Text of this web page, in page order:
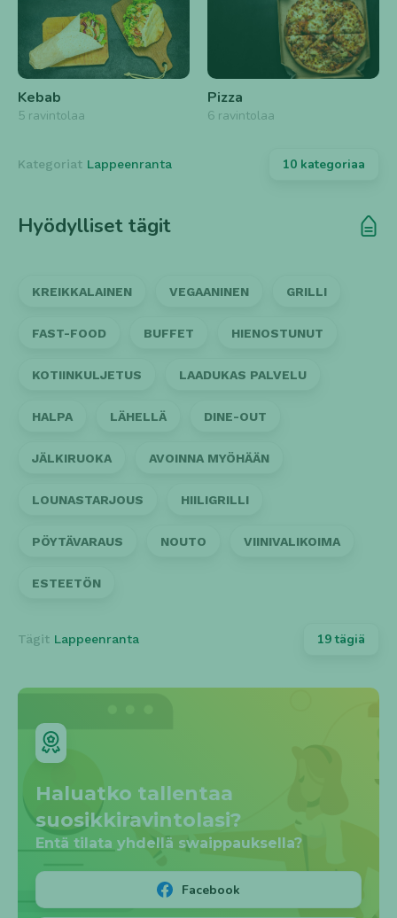
Kebab
5 ravintolaa
Pizza
6 ravintolaa
Kategoriat Lappeenranta 10 kategoriaa
Hyödylliset tägit
KREIKKALAINEN VEGAANINEN GRILLI
FAST-FOOD BUFFET HIENOSTUNUT
KOTIINKULJETUS LAADUKAS PALVELU
HALPA LÄHELLÄ DINE-OUT
JÄLKIRUOKA AVOINNA MYÖHÄÄN
LOUNASTARJOUS HIILIGRILLI
PÖYTÄVARAUS NOUTO VIINIVALIKOIMA
ESTEETÖN
Tägit Lappeenranta 19 tägiä
Haluatko tallentaa
suosikkiravintolasi?
Entä tilata yhdellä swaippauksella?
Facebook